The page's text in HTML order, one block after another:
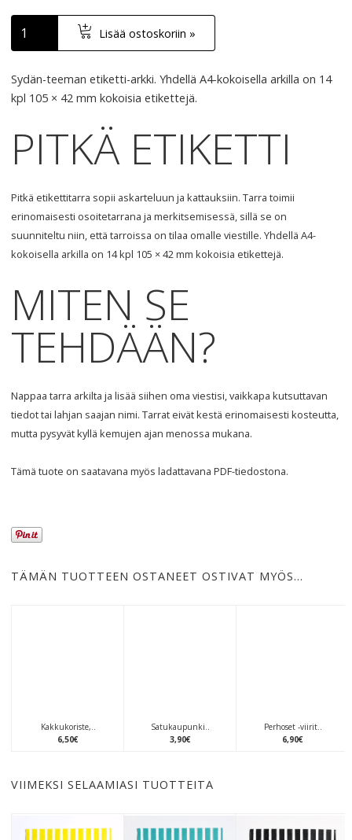
Lisää ostoskoriin »
Sydän-teeman etiketti-arkki. Yhdellä A4-kokoisella arkilla on 14
kpl 105 × 42 mm kokoisia etikettejä.
PITKÄ ETIKETTI
Pitkä etikettitarra sopii askarteluun ja kattauksiin. Tarra toimii
erinomaisesti osoitetarrana ja merkitsemisessä, sillä se on
suunniteltu niin, että tarroissa on tilaa omalle viestille. Yhdellä A4-
kokoisella arkilla on 14 kpl 105 × 42 mm kokoisia etikettejä.
MITEN SE
TEHDÄÄN?
Nappaa tarra arkilta ja lisää siihen oma viestisi, vaikkapa kutsuttavan
tiedot tai lahjan saajan nimi. Tarrat eivät kestä erinomaisesti kosteutta,
mutta pysyvät kyllä kemujen ajan menossa mukana.
Tämä tuote on saatavana myös ladattavanaPDF-tiedostona.
TÄMÄN TUOTTEEN OSTANEET OSTIVAT MYÖS…
Kakkukoriste,..
6,50€
Satukaupunki..
3,90€
Perhoset -viirit..
6,90€
VIIMEKSI SELAAMIASI TUOTTEITA